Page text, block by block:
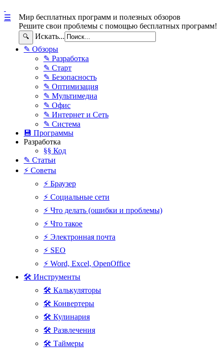
Мир бесплатных программ и полезных обзоров
Решите свои проблемы с помощью бесплатных программ!
🔍 Искать...
☰
✎ Обзоры
✎ Разработка
✎ Старт
✎ Безопасность
✎ Оптимизация
✎ Мультимедиа
✎ Офис
✎ Интернет и Сеть
✎ Система
💾 Программы
Разработка
§§ Код
✎ Статьи
⚡ Советы
⚡ Браузер
⚡ Социальные сети
⚡ Что делать (ошибки и проблемы)
⚡ Что такое
⚡ Электронная почта
⚡ SEO
⚡ Word, Excel, OpenOffice
🛠 Инструменты
🛠 Калькуляторы
🛠 Конвертеры
🛠 Кулинария
🛠 Развлечения
🛠 Таймеры